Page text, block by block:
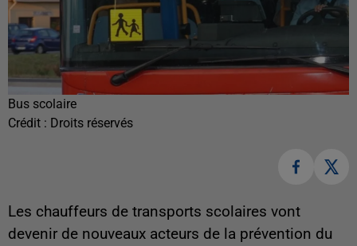
Bus scolaire
Crédit : Droits réservés
Les chauffeurs de transports scolaires vont
devenir de nouveaux acteurs de la prévention du